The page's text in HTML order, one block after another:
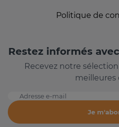
Politique de
Restez informés
Recevez notre
meilleures
Adresse e-mail
Je